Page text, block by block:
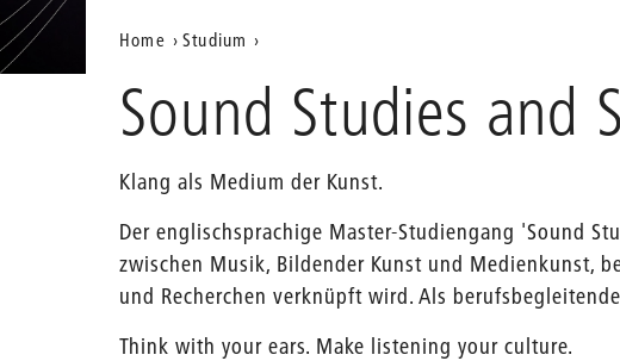
Aktuelle
Position
auf
Webseite
Home Studium
Sound Studies and
Klang als Medium der Kunst.
Der englischsprachige Master-Studiengang 'Sound
zwischen Musik, Bildender Kunst und Medienkunst,
und Recherchen verknüpft wird. Als
Think with your ears. Make listening your culture.